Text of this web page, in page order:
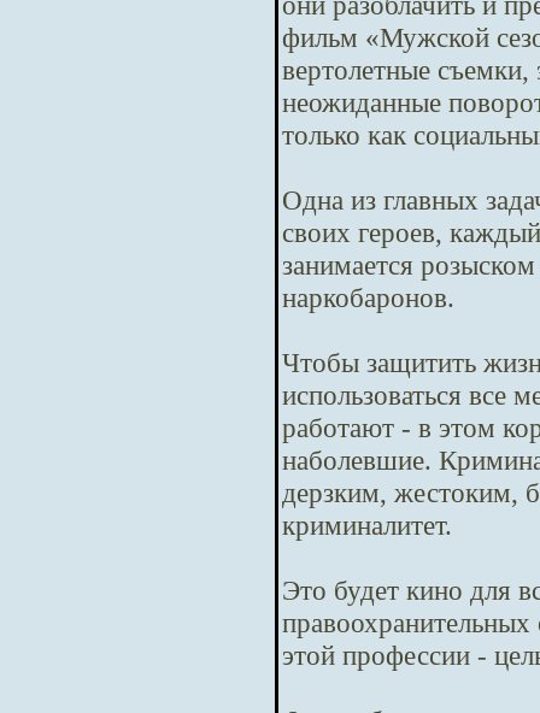
фильм «Мужской
вертолетные
неожиданные
только как
Одна из главных
своих героев,
занимается
наркобаронов.
Чтобы защитить
использоваться все
работают - в этом
наболевшие.
дерзким, жестоким,
криминалитет.
Это будет кино для
этой профессии -